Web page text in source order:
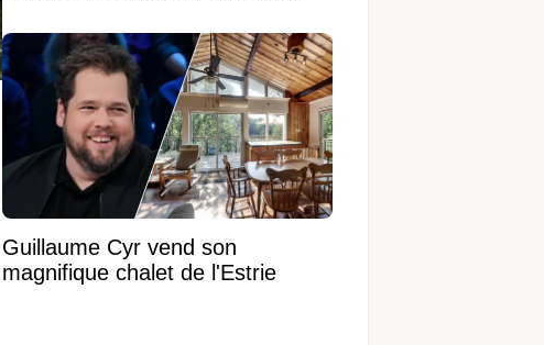
Guillaume Cyr vend son
magnifique chalet de l'Estrie